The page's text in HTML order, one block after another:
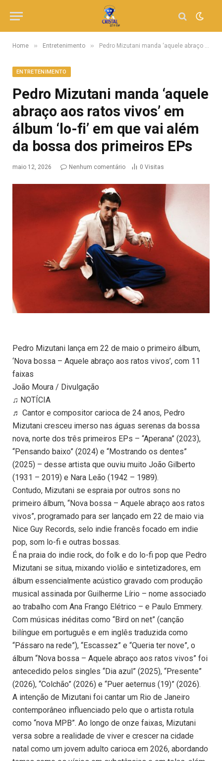
Home » Entretenimento » Pedro Mizutani manda ‘aquele abraço aos ratos vivos’ em álbum ‘lo-fi’ em que vai além da bossa dos primeiros EPs
ENTRETENIMENTO
Pedro Mizutani manda ‘aquele
abraço aos ratos vivos’ em
álbum ‘lo-fi’ em que vai além
da bossa dos primeiros EPs
maio 12, 2026 Nenhum comentário 0 Visitas
Pedro Mizutani lança em 22 de maio o primeiro álbum,
‘Nova bossa – Aquele abraço aos ratos vivos’, com 11
faixas
João Moura / Divulgação
♫ NOTÍCIA
♬ Cantor e compositor carioca de 24 anos, Pedro
Mizutani cresceu imerso nas águas serenas da bossa
nova, norte dos três primeiros EPs – “Aperana” (2023),
“Pensando baixo” (2024) e “Mostrando os dentes”
(2025) – desse artista que ouviu muito João Gilberto
(1931 – 2019) e Nara Leão (1942 – 1989).
Contudo, Mizutani se espraia por outros sons no
primeiro álbum, “Nova bossa – Aquele abraço aos ratos
vivos”, programado para ser lançado em 22 de maio via
Nice Guy Records, selo indie francês focado em indie
pop, som lo-fi e outras bossas.
É na praia do indie rock, do folk e do lo-fi pop que Pedro
Mizutani se situa, mixando violão e sintetizadores, em
álbum essencialmente acústico gravado com produção
musical assinada por Guilherme Lírio – nome associado
ao trabalho com Ana Frango Elétrico – e Paulo Emmery.
Com músicas inéditas como “Bird on net” (canção
bilíngue em português e em inglês traduzida como
“Pássaro na rede”), “Escassez” e “Queria ter nove”, o
álbum “Nova bossa – Aquele abraço aos ratos vivos” foi
antecedido pelos singles “Dia azul” (2025), “Presente”
(2026), “Colchão” (2026) e “Puer aeternus (19)” (2026).
A intenção de Mizutani foi cantar um Rio de Janeiro
contemporâneo influenciado pelo que o artista rotula
como “nova MPB”. Ao longo de onze faixas, Mizutani
versa sobre a realidade de viver e crescer na cidade
natal como um jovem adulto carioca em 2026, abordando